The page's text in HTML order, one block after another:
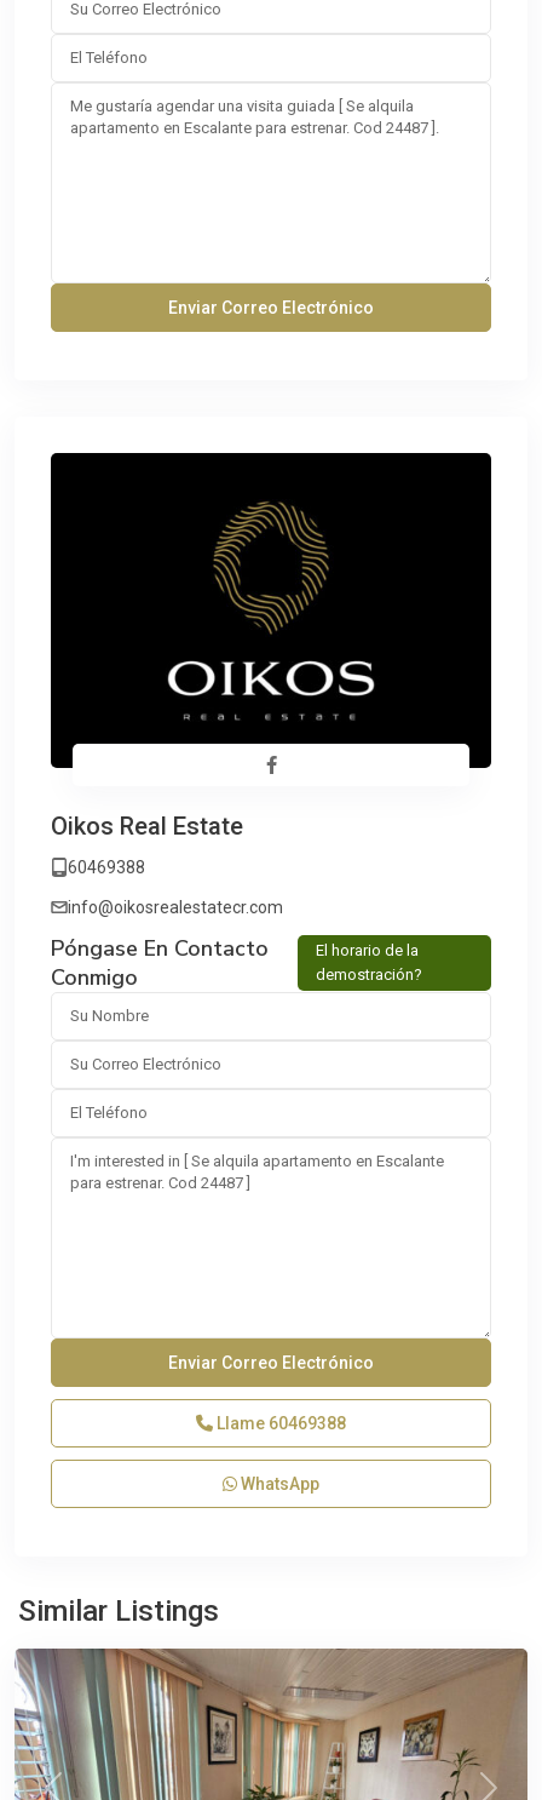
Oikos Real Estate
60469388
info@oikosrealestatecr.com
Póngase En Contacto
Conmigo
El horario de la
demostración?
Llame 60469388
WhatsApp
Similar Listings
Curridabat